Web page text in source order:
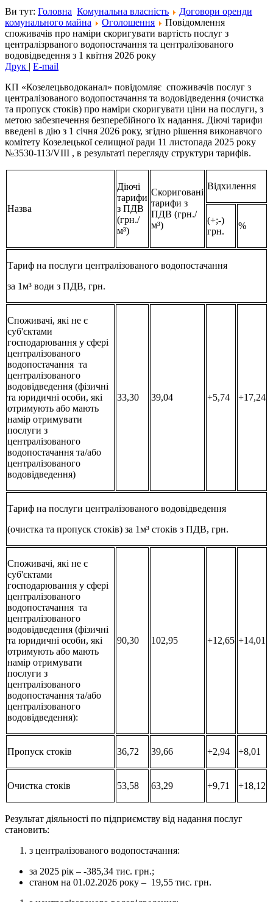
Ви тут: Головна Комунальна власність
Договори оренди
комунального майна
Оголошення
Повідомлення
споживачів про наміри скоригувати вартість послуг з
централізрваного водопостачання та централізованого
водовідведення з 1 квітня 2026 року
Друк | E-mail
КП «Козелецьводоканал» повідомляє споживачів послуг з
централізованого водопостачання та водовідведення (очистка
та пропуск стоків) про наміри скоригувати ціни на послуги, з
метою забезпечення безперебійного їх надання. Діючі тарифи
введені в дію з 1 січня 2026 року, згідно рішення виконавчого
комітету Козелецької селищної ради 11 листопада 2025 року
№3530-113/VIII , в результаті перегляду структури тарифів.
Назва
Діючі
тарифи
з ПДВ
(грн./
м³)
Скориговані
тарифи з
ПДВ (грн./
м³)
Відхилення
(+;-)
грн.
%
Тариф на послуги централізованого водопостачання
за 1м³ води з ПДВ, грн.
Споживачі, які не є
суб'єктами
господарювання у сфері
централізованого
водопостачання та
централізованого
водовідведення (фізичні
та юридичні особи, які
отримують або мають
намір отримувати
послуги з
централізованого
водопостачання та/або
централізованого
водовідведення)
33,30 39,04 +5,74 +17,24
Тариф на послуги централізованого водовідведення
(очистка та пропуск стоків) за 1м³ стоків з ПДВ, грн.
Споживачі, які не є
суб'єктами
господарювання у сфері
централізованого
водопостачання та
централізованого
водовідведення (фізичні
та юридичні особи, які
отримують або мають
намір отримувати
послуги з
централізованого
водопостачання та/або
централізованого
водовідведення):
90,30 102,95 +12,65 +14,01
Пропуск стоків 36,72 39,66 +2,94 +8,01
Очистка стоків 53,58 63,29 +9,71 +18,12
Результат діяльності по підприємству від надання послуг
становить:
з централізованого водопостачання:
за 2025 рік – -385,34 тис. грн.;
станом на 01.02.2026 року – 19,55 тис. грн.